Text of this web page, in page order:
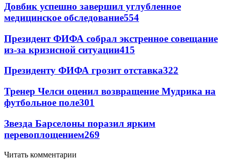
Довбик успешно завершил углубленное
медицинское обследование554
Президент ФИФА собрал экстренное совещание
из-за кризисной ситуации415
Президенту ФИФА грозит отставка322
Тренер Челси оценил возвращение Мудрика на
футбольное поле301
Звезда Барселоны поразил ярким
перевоплощением269
Читать комментарии